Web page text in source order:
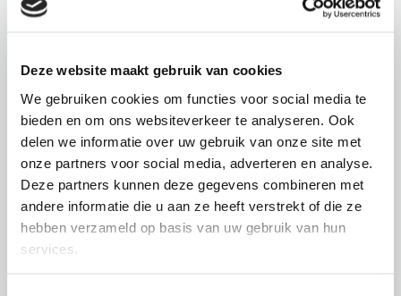
Deze website maakt gebruik van cookies
We gebruiken cookies om functies voor social media te
bieden en om ons websiteverkeer te analyseren. Ook
delen we informatie over uw gebruik van onze site met
onze partners voor social media, adverteren en analyse.
Deze partners kunnen deze gegevens combineren met
andere informatie die u aan ze heeft verstrekt of die ze
hebben verzameld op basis van uw gebruik van hun
services.
vaardigheden en wordt u begeleid om met uw
ergotherapie, logopedie, diëtetiek en psychologie.
Revalidatie